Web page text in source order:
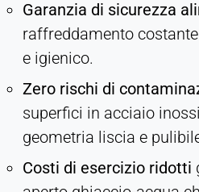
Garanzia di sicurezza
raffreddamento
e igienico.
Zero rischi di
superfici in acciaio
geometria liscia e
Costi di esercizio ridotti
Hotjar Ltd.
Purpose:
Analisi del comportamento
Cookie duration:
MEDIA ESTERNI